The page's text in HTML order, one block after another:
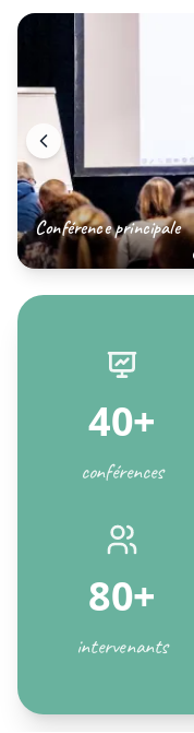
Conférence principale
40+
conférences
80+
intervenants